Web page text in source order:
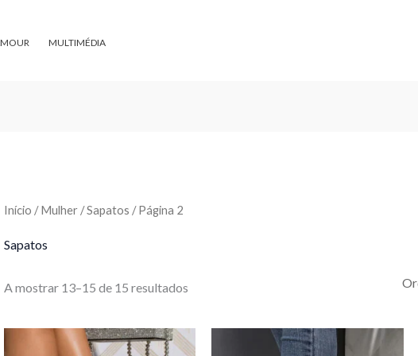
MULTIMÉDIA
Início /Mulher/Sapatos / Página 2
Sapatos
A mostrar 13–15 de 15 resultados